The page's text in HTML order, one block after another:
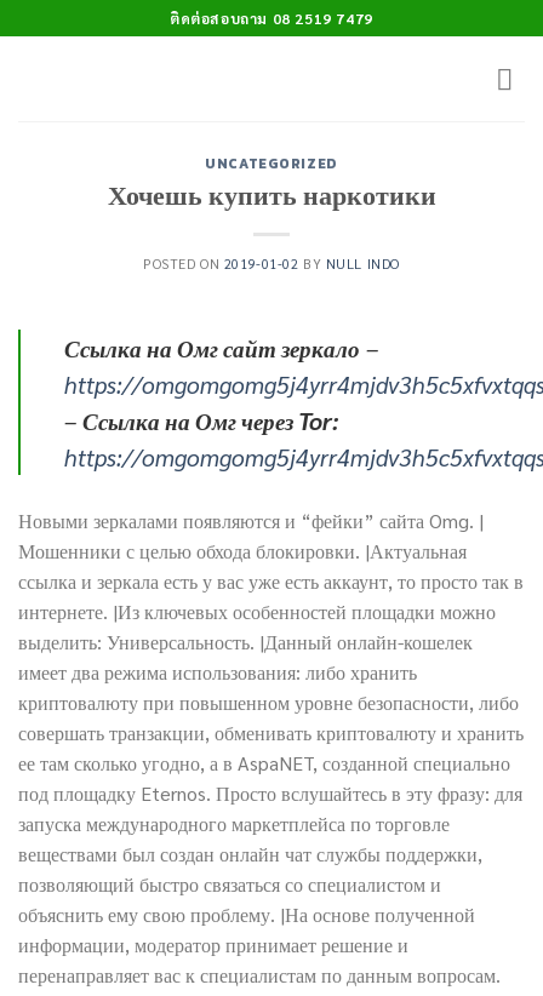
to
ติดต่อสอบถาม 08 2519 7479
UNCATEGORIZED
Хочешь купить наркотики
POSTED ON 2019-01-02 BY NULL INDO
Ссылка на Омг сайт зеркало –
https://
– Ссылка на Омг через Tor:
https://
Новыми зеркалами появляются и “фейки” сайта Omg. |
Мошенники с целью обхода блокировки. |Актуальная
ссылка и зеркала есть у вас уже есть аккаунт, то просто так в
интернете. |Из ключевых особенностей площадки можно
выделить: Универсальность. |Данный онлайн-кошелек
имеет два режима использования: либо хранить
криптовалюту при повышенном уровне безопасности, либо
совершать транзакции, обменивать криптовалюту и хранить
ее там сколько угодно, а в AspaNET, созданной специально
под площадку Eternos. Просто вслушайтесь в эту фразу: для
запуска международного маркетплейса по торговле
веществами был создан онлайн чат службы поддержки,
позволяющий быстро связаться со специалистом и
объяснить ему свою проблему. |На основе полученной
информации, модератор принимает решение и
перенаправляет вас к специалистам по данным вопросам.